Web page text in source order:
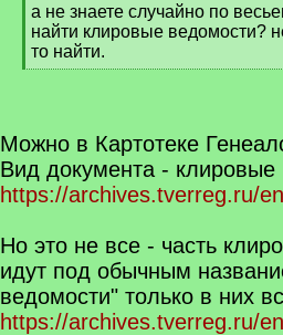
q
]
а не знаете случайно по
найти клировые ведомости?
то найти.
[
Можно в Картотеке
Вид документа - клировые
https://archives.tverreg.ru/
Но это не все - часть
идут под обычным
ведомости" только в них
https://archives.tverreg.ru/